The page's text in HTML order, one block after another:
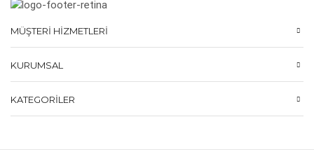
MÜŞTERI HIZMETLERI
KURUMSAL
KATEGORILER